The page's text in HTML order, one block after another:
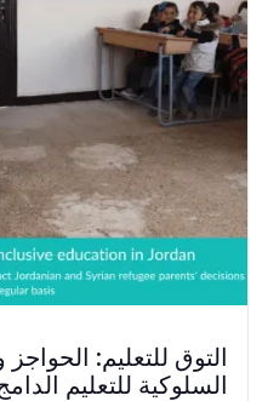
التوق للتعليم: الحواجز
السلوكية للتعليم